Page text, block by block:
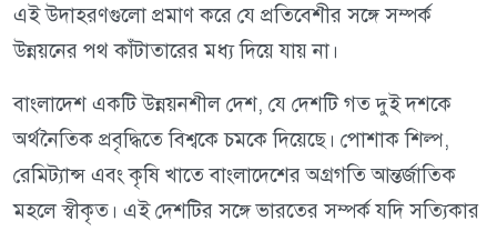
এই উদাহরণগুলো প্রমাণ করে যে প্রতিবেশীর সঙ্গে সম্পর্ক
উন্নয়নের পথ কাঁটাতারের মধ্য দিয়ে যায় না।
বাংলাদেশ একটি উন্নয়নশীল দেশ, যে দেশটি গত দুই দশকে
অর্থনৈতিক প্রবৃদ্ধিতে বিশ্বকে চমকে দিয়েছে। পোশাক শিল্প,
রেমিট্যান্স এবং কৃষি খাতে বাংলাদেশের অগ্রগতি আন্তর্জাতিক
মহলে স্বীকৃত। এই দেশটির সঙ্গে ভারতের সম্পর্ক যদি সত্যিকার